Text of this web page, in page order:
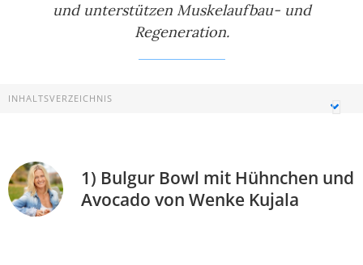
und unterstützen Muskelaufbau- und
Regeneration.
INHALTSVERZEICHNIS
1) Bulgur Bowl mit Hühnchen und
Avocado von Wenke Kujala